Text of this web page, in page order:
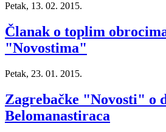
Petak, 13. 02. 2015.
Članak o toplim
"Novostima"
Petak, 23. 01. 2015.
Zagrebačke "Novosti" o
Belomanastiraca